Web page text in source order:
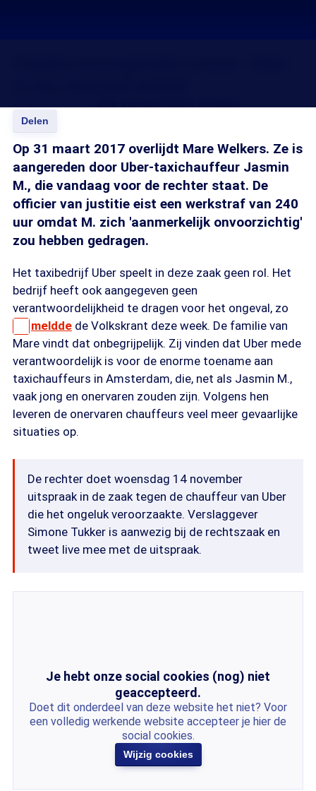
Delen
Op 31 maart 2017 overlijdt Mare Welkers. Ze is
aangereden door Uber-taxichauffeur Jasmin
M., die vandaag voor de rechter staat. De
officier van justitie eist een werkstraf van 240
uur omdat M. zich 'aanmerkelijk onvoorzichtig'
zou hebben gedragen.
Het taxibedrijf Uber speelt in deze zaak geen rol. Het
bedrijf heeft ook aangegeven geen
verantwoordelijkheid te dragen voor het ongeval, zo
meldde de Volkskrant deze week. De familie van
Mare vindt dat onbegrijpelijk. Zij vinden dat Uber mede
verantwoordelijk is voor de enorme toename aan
taxichauffeurs in Amsterdam, die, net als Jasmin M.,
vaak jong en onervaren zouden zijn. Volgens hen
leveren de onervaren chauffeurs veel meer gevaarlijke
situaties op.
De rechter doet woensdag 14 november
uitspraak in de zaak tegen de chauffeur van Uber
die het ongeluk veroorzaakte. Verslaggever
Simone Tukker is aanwezig bij de rechtszaak en
tweet live mee met de uitspraak.
Je hebt onze social cookies (nog) niet
geaccepteerd.
Doet dit onderdeel van deze website het niet? Voor
een volledig werkende website accepteer je hier de
social cookies.
Wijzig cookies